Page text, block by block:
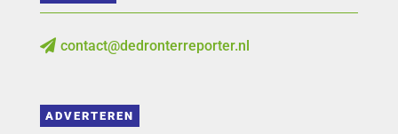
 contact@dedronterreporter.nl
ADVERTEREN